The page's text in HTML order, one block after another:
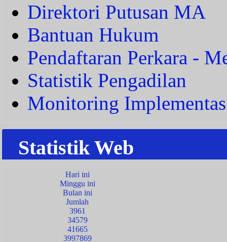
Direktori Putusan MA
Bantuan Hukum
Pendaftaran Perkara -
Statistik Pengadilan
Monitoring
Statistik Web
Hari ini
Minggu ini
Bulan ini
Jumlah
3961
34579
41665
3997869